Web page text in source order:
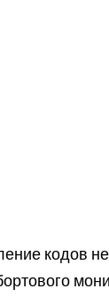
кодов